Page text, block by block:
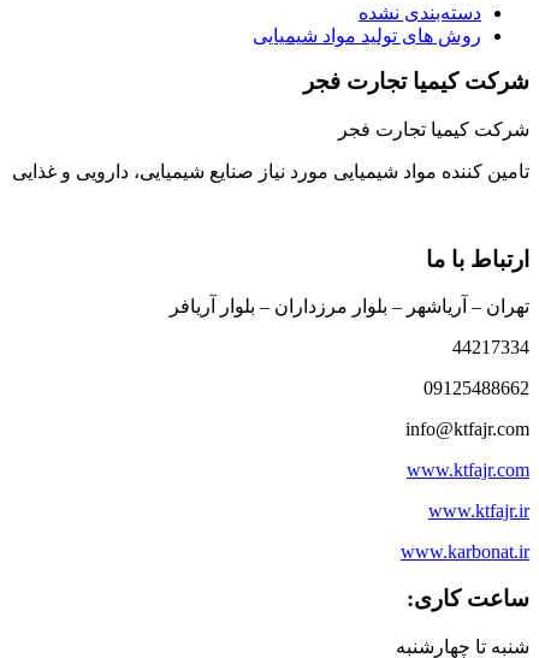
دسته‌بندی نشده
روش های تولید مواد شیمیایی
شرکت کیمیا تجارت فجر
شرکت کیمیا تجارت فجر
تامین کننده مواد شیمیایی مورد نیاز صنایع شیمیایی، دارویی و غذایی
ارتباط با ما
تهران – آریاشهر – بلوار مرزداران – بلوار آریافر
44217334
09125488662
info@ktfajr.com
www.ktfajr.com
www.ktfajr.ir
www.karbonat.ir
ساعت کاری:
شنبه تا چهارشنبه